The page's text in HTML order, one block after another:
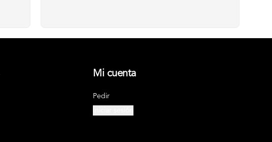
Mi cuenta
Pedir